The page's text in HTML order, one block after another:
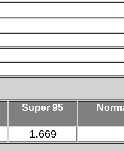
Super 95
1.669